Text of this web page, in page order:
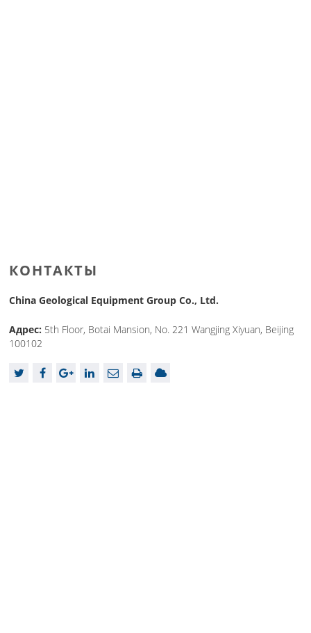
КОНТАКТЫ
China Geological Equipment Group Co., Ltd.
Адрес: 5th Floor, Botai Mansion, No. 221 Wangjing Xiyuan, Beijing
100102